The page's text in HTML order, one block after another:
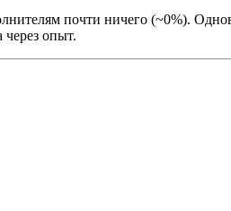
почти ничего (~0%).
опыт.